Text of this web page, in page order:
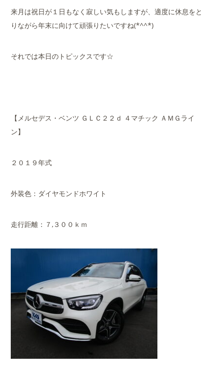
来月は祝日が１日もなく寂しい気もしますが、適度に休息をと
りながら年末に向けて頑張りたいですね(*^^*)
それでは本日のトピックスです☆
【メルセデス・ベンツ ＧＬＣ２２ｄ ４マチック ＡＭＧライ
ン】
２０１９年式
外装色：ダイヤモンドホワイト
走行距離：７,３００ｋｍ